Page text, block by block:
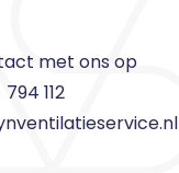
met ons op
112